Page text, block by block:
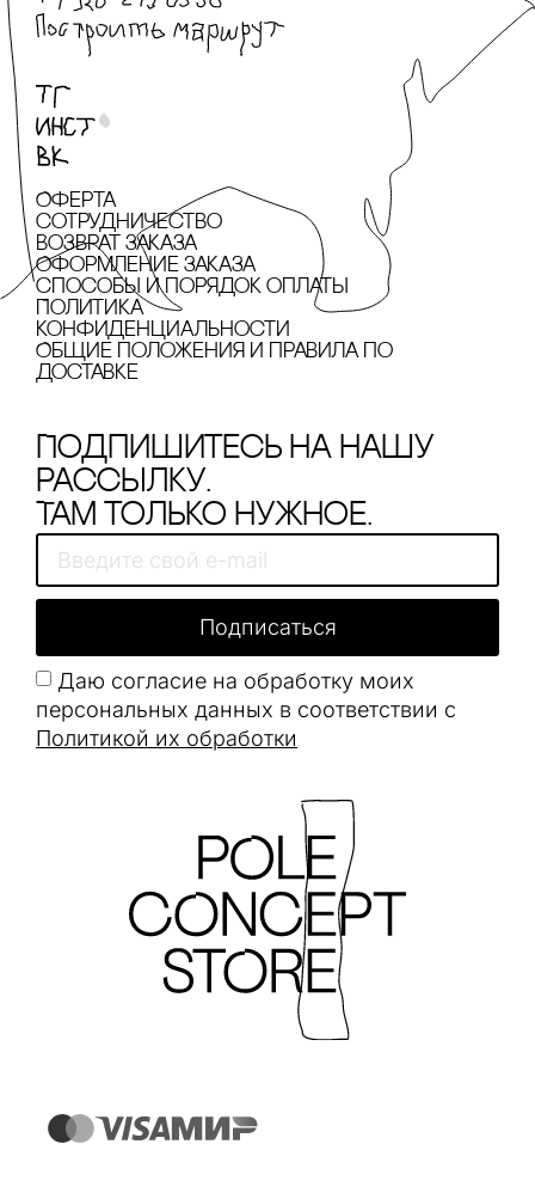
Оферта
сотрудничество
Возврат заказа
Оформление заказа
cпособы и порядок оплаты
Политика
конфиденциальности
Общие положения и правила по
доставке
Подпишитесь на нашу
рассылку.
Там только нужное.
Даю согласие на обработку моих
персональных данных в соответствии с
Политикой их обработки
Подписаться